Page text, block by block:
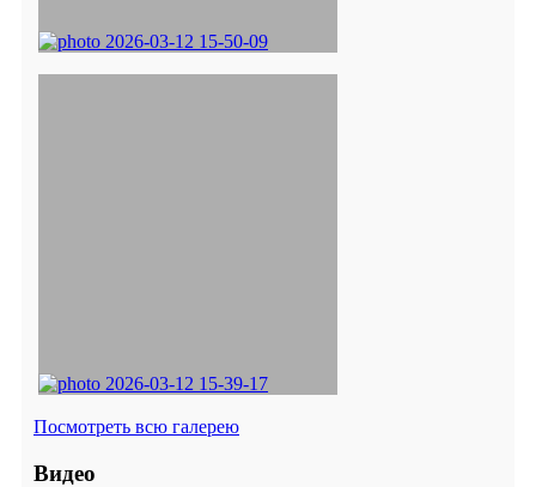
Посмотреть всю галерею
Видео